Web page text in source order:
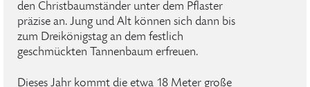
den Christbaumständer unter dem Pflaster
präzise an. Jung und Alt können sich dann bis
zum Dreikönigstag an dem festlich
geschmückten Tannenbaum erfreuen.
Dieses Jahr kommt die etwa 18 Meter große